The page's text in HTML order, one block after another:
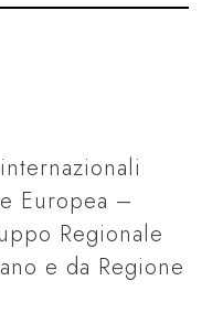
Europea –
Regionale
e da Regione